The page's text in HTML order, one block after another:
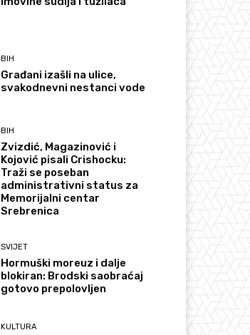
BIH
Građani izašli na ulice,
svakodnevni nestanci vode
BIH
Zvizdić, Magazinović i
Kojović pisali Crishocku:
Traži se poseban
administrativni status za
Memorijalni centar
Srebrenica
SVIJET
Hormuški moreuz i dalje
blokiran: Brodski saobraćaj
gotovo prepolovljen
KULTURA